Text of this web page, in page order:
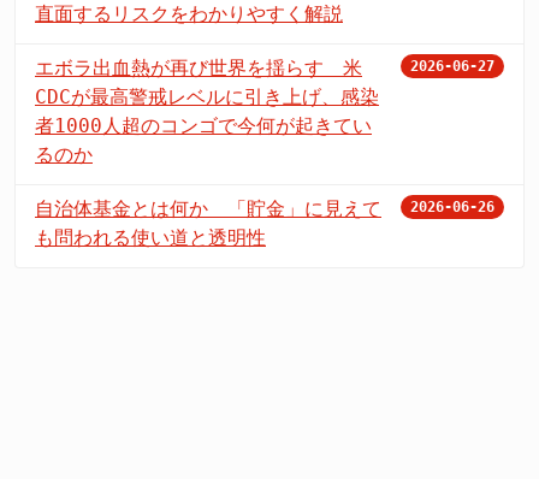
直面するリスクをわかりやすく解説
エボラ出血熱が再び世界を揺らす 米
CDCが最高警戒レベルに引き上げ、感染
者1000人超のコンゴで今何が起きてい
るのか
2026-06-27
自治体基金とは何か 「貯金」に見えて
も問われる使い道と透明性
2026-06-26